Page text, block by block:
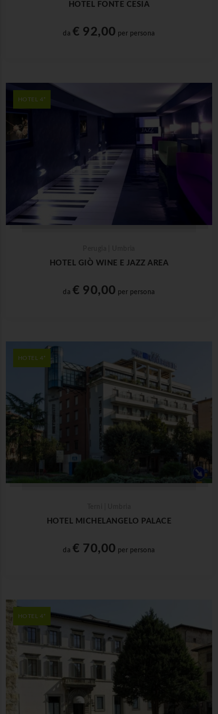
HOTEL FONTE CESIA
da € 92,00 per persona
HOTEL 4*
HOTEL GIÒ WINE E JAZZ AREA
da € 90,00 per persona
HOTEL 4*
HOTEL MICHELANGELO PALACE
da € 70,00 per persona
HOTEL 4*